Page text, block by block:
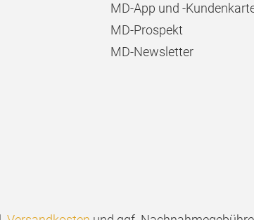
MD-App und -
MD-Prospekt
MD-Newsletter